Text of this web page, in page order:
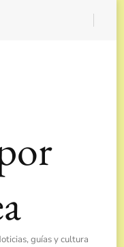
guías y cultura